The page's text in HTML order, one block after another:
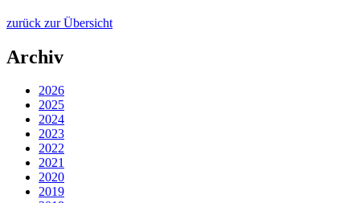
zurück zur Übersicht
Archiv
2026
2025
2024
2023
2022
2021
2020
2019